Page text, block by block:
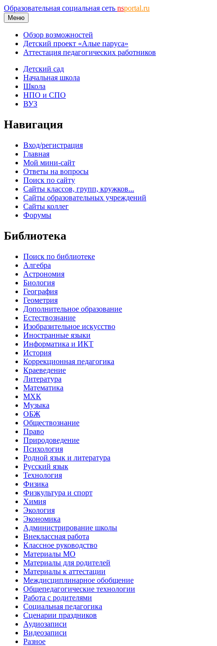
Образовательная социальная сеть nsportal.ru
Меню
Обзор возможностей
Детский проект «Алые паруса»
Аттестация педагогических работников
Детский сад
Начальная школа
Школа
НПО и СПО
ВУЗ
Навигация
Вход/регистрация
Главная
Мой мини-сайт
Ответы на вопросы
Поиск по сайту
Сайты классов, групп, кружков...
Сайты образовательных учреждений
Сайты коллег
Форумы
Библиотека
Поиск по библиотеке
Алгебра
Астрономия
Биология
География
Геометрия
Дополнительное образование
Естествознание
Изобразительное искусство
Иностранные языки
Информатика и ИКТ
История
Коррекционная педагогика
Краеведение
Литература
Математика
МХК
Музыка
ОБЖ
Обществознание
Право
Природоведение
Психология
Родной язык и литература
Русский язык
Технология
Физика
Физкультура и спорт
Химия
Экология
Экономика
Администрирование школы
Внеклассная работа
Классное руководство
Материалы МО
Материалы для родителей
Материалы к аттестации
Междисциплинарное обобщение
Общепедагогические технологии
Работа с родителями
Социальная педагогика
Сценарии праздников
Аудиозаписи
Видеозаписи
Разное